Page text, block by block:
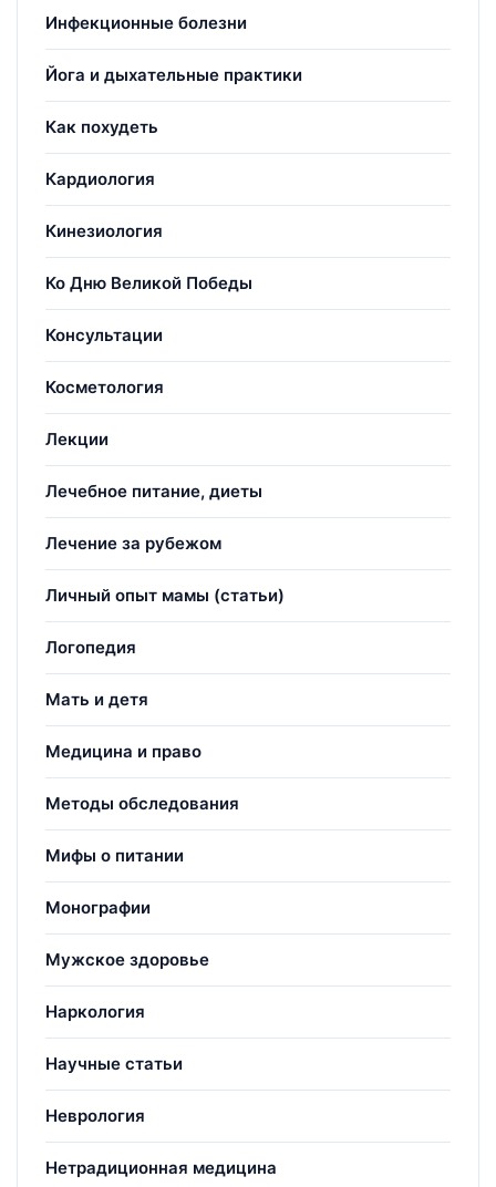
Инфекционные болезни
Йога и дыхательные практики
Как похудеть
Кардиология
Кинезиология
Ко Дню Великой Победы
Консультации
Косметология
Лекции
Лечебное питание, диеты
Лечение за рубежом
Личный опыт мамы (статьи)
Логопедия
Мать и детя
Медицина и право
Методы обследования
Мифы о питании
Монографии
Мужское здоровье
Наркология
Научные статьи
Неврология
Нетрадиционная медицина